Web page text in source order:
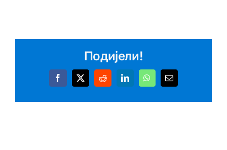
Подијели!
Facebook
X RedditLinkedInWhatsApp
Email